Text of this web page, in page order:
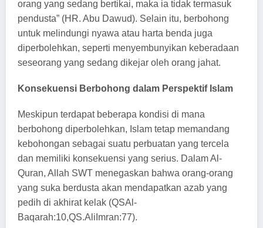
orang yang sedang bertikai, maka ia tidak termasuk
pendusta” (HR. Abu Dawud). Selain itu, berbohong
untuk melindungi nyawa atau harta benda juga
diperbolehkan, seperti menyembunyikan keberadaan
seseorang yang sedang dikejar oleh orang jahat.
Konsekuensi Berbohong dalam Perspektif Islam
Meskipun terdapat beberapa kondisi di mana
berbohong diperbolehkan, Islam tetap memandang
kebohongan sebagai suatu perbuatan yang tercela
dan memiliki konsekuensi yang serius. Dalam Al-
Quran, Allah SWT menegaskan bahwa orang-orang
yang suka berdusta akan mendapatkan azab yang
pedih di akhirat kelak (QSAl-
Baqarah:10,QS.AliImran:77).